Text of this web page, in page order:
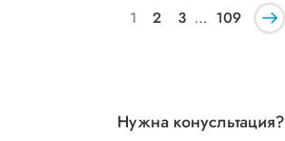
1 2 3 … 109
Нужна конусльтация?